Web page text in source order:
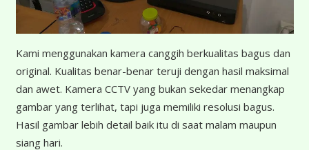
Kami menggunakan kamera canggih berkualitas bagus dan
original. Kualitas benar-benar teruji dengan hasil maksimal
dan awet. Kamera CCTV yang bukan sekedar menangkap
gambar yang terlihat, tapi juga memiliki resolusi bagus.
Hasil gambar lebih detail baik itu di saat malam maupun
siang hari.